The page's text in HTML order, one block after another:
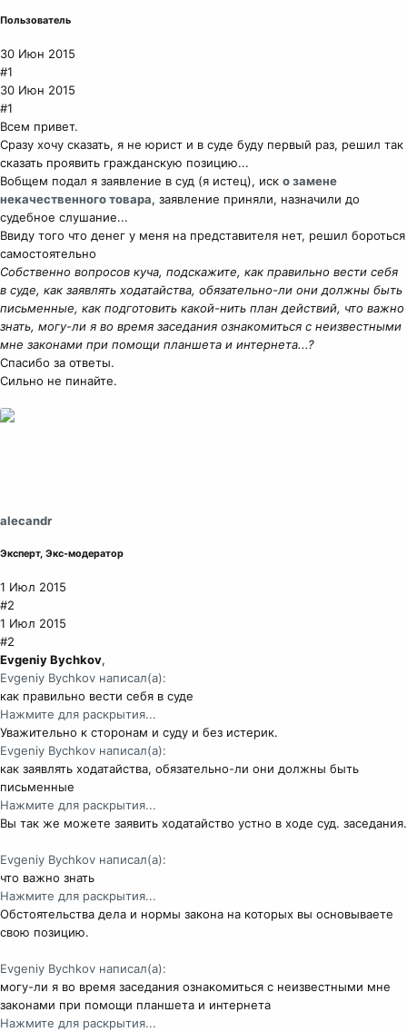
Пользователь
30 Июн 2015
#1
30 Июн 2015
#1
Всем привет.
Сразу хочу сказать, я не юрист и в суде буду первый раз, решил так
сказать проявить гражданскую позицию...
Вобщем подал я заявление в суд (я истец), иск о замене
некачественного товара, заявление приняли, назначили до
судебное слушание...
Ввиду того что денег у меня на представителя нет, решил бороться
самостоятельно
Собственно вопросов куча, подскажите, как правильно вести себя
в суде, как заявлять ходатайства, обязательно-ли они должны быть
письменные, как подготовить какой-нить план действий, что важно
знать, могу-ли я во время заседания ознакомиться с неизвестными
мне законами при помощи планшета и интернета...?
Спасибо за ответы.
Сильно не пинайте.
alecandr
Эксперт, Экс-модератор
1 Июл 2015
#2
1 Июл 2015
#2
Evgeniy Bychkov,
Evgeniy Bychkov написал(а):
как правильно вести себя в суде
Нажмите для раскрытия...
Уважительно к сторонам и суду и без истерик.
Evgeniy Bychkov написал(а):
как заявлять ходатайства, обязательно-ли они должны быть
письменные
Нажмите для раскрытия...
Вы так же можете заявить ходатайство устно в ходе суд. заседания.
Evgeniy Bychkov написал(а):
что важно знать
Нажмите для раскрытия...
Обстоятельства дела и нормы закона на которых вы основываете
свою позицию.
Evgeniy Bychkov написал(а):
могу-ли я во время заседания ознакомиться с неизвестными мне
законами при помощи планшета и интернета
Нажмите для раскрытия...